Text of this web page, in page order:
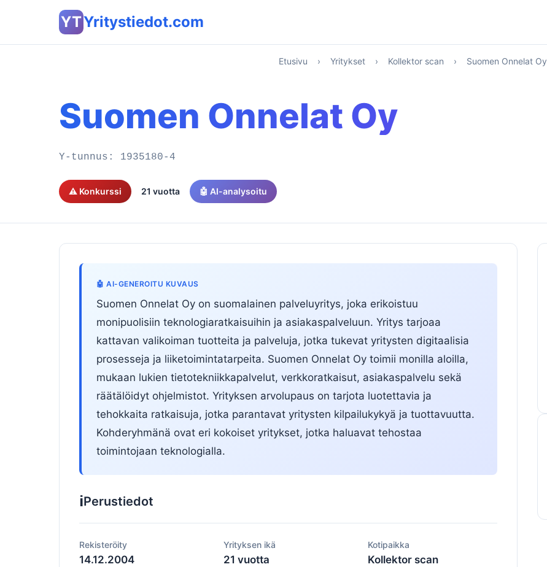
YTYritystiedot.com
Etusivu › Yritykset › Kollektor scan › Suomen Onnelat Oy
Suomen Onnelat Oy
Y-tunnus: 1935180-4
⚠️ Konkurssi 21 vuotta 🤖 AI-analysoitu
🤖 AI-GENEROITU KUVAUS
Suomen Onnelat Oy on suomalainen palveluyritys, joka erikoistuu
monipuolisiin teknologiaratkaisuihin ja asiakaspalveluun. Yritys tarjoaa
kattavan valikoiman tuotteita ja palveluja, jotka tukevat yritysten digitaalisia
prosesseja ja liiketoimintatarpeita. Suomen Onnelat Oy toimii monilla aloilla,
mukaan lukien tietotekniikkapalvelut, verkkoratkaisut, asiakaspalvelu sekä
räätälöidyt ohjelmistot. Yrityksen arvolupaus on tarjota luotettavia ja
tehokkaita ratkaisuja, jotka parantavat yritysten kilpailukykyä ja tuottavuutta.
Kohderyhmänä ovat eri kokoiset yritykset, jotka haluavat tehostaa
toimintojaan teknologialla.
ℹ️Perustiedot
Rekisteröity
14.12.2004
Yrityksen ikä
21 vuotta
Kotipaikka
Kollektor scan